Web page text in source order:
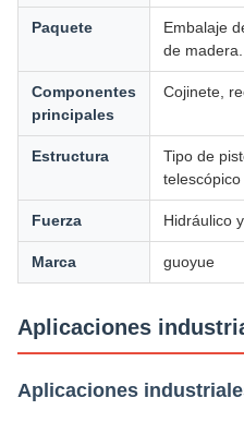
Paquete
Embalaje
de madera.
Componentes
principales
Cojinete,
Estructura
Tipo de
telescópico
Fuerza Hidráulico
Marca guoyue
Aplicaciones
Aplicaciones